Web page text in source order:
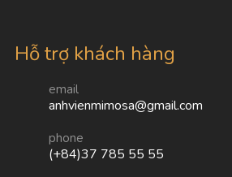
Hỗ trợ khách hàng
email
anhvienmimosa@gmail.com
phone
(+84)37 785 55 55